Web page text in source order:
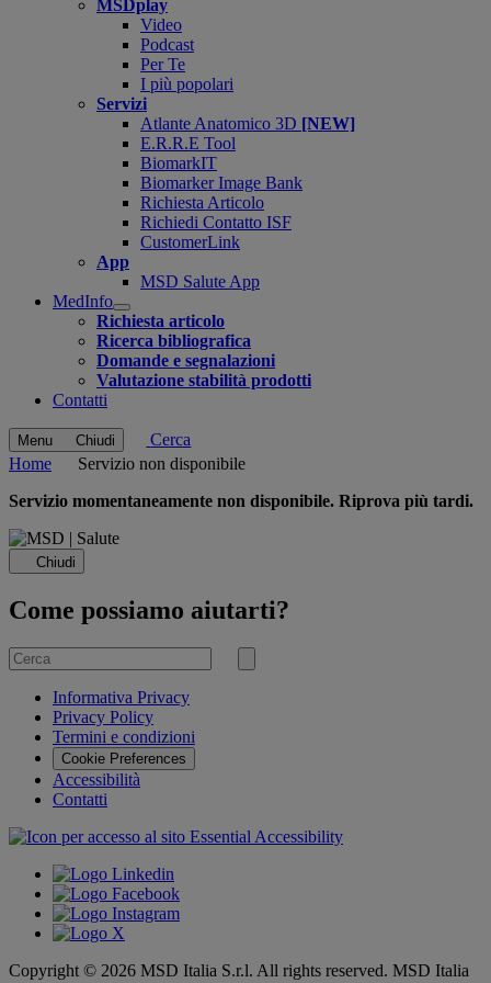
MSDplay
Video
Podcast
Per Te
I più popolari
Servizi
Atlante Anatomico 3D [NEW]
E.R.R.E Tool
BiomarkIT
Biomarker Image Bank
Richiesta Articolo
Richiedi Contatto ISF
CustomerLink
App
MSD Salute App
MedInfo
Open
submenu
Richiesta articolo
Ricerca bibliografica
Domande e segnalazioni
Valutazione stabilità prodotti
Contatti
Menu Chiudi
Cerca
Home
Servizio non disponibile
Servizio momentaneamente non disponibile. Riprova più tardi.
Chiudi
Come possiamo aiutarti?
Cerca
per
Invia
Informativa Privacy
Privacy Policy
Termini e condizioni
Cookie Preferences
Accessibilità
Contatti
Copyright © 2026 MSD Italia S.r.l. All rights reserved. MSD Italia